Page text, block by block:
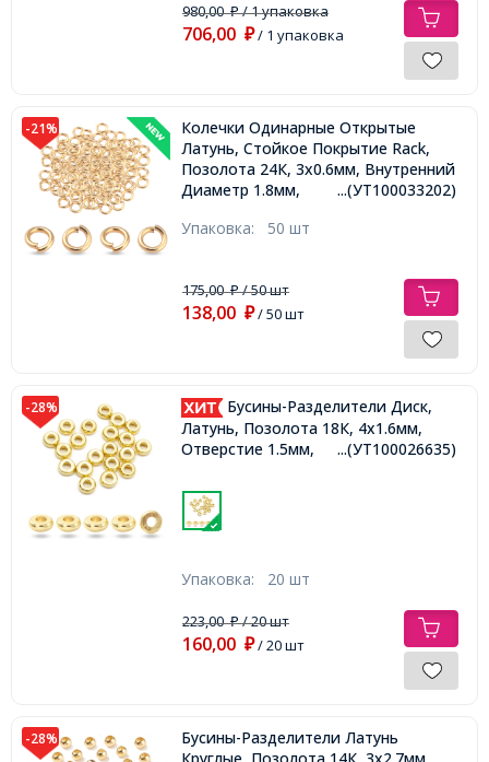
980,00₽/ 1 упаковка
706,00 ₽/ 1 упаковка
-21%
Колечки Одинарные Открытые
Латунь, Стойкое Покрытие Rack,
Позолота 24К, 3х0.6мм, Внутренний
Диаметр 1.8мм,
...(УТ100033202)
Упаковка: 50 шт
175,00₽/ 50 шт
138,00 ₽/ 50 шт
-28%
Бусины-Разделители Диск,
Латунь, Позолота 18К, 4х1.6мм,
Отверстие 1.5мм,
...(УТ100026635)
Упаковка: 20 шт
223,00₽/ 20 шт
160,00 ₽/ 20 шт
-28%
Бусины-Разделители Латунь